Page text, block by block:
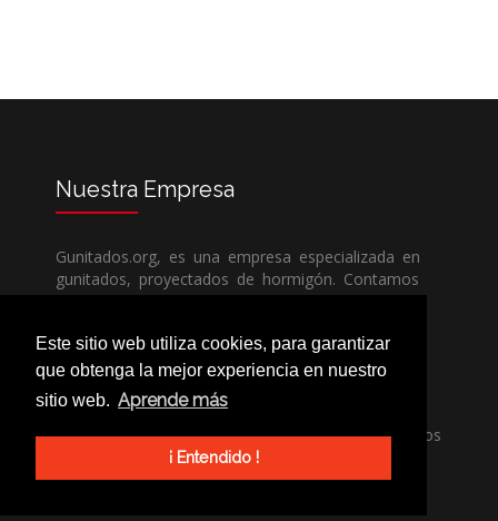
Este sitio web utiliza cookies, para garantizar
que obtenga la mejor experiencia en nuestro
sitio web. Aprende más
¡ Entendido !
Nuestra Empresa
Gunitados.org, es una empresa especializada en
gunitados, proyectados de hormigón. Contamos
con todos los medios humanos y técnicos, para
competencia.
Si necesita una empresa de gunitados, no dude
en llamarnos, nuestros técnicos estran encantados
de poder ayudarle, ya sea usted particular o
profesional.